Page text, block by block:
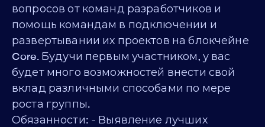
вопросов от команд разработчиков и
помощь командам в подключении и
развертывании их проектов на блокчейне
Core. Будучи первым участником, у вас
будет много возможностей внести свой
вклад различными способами по мере
роста группы.
Обязанности: - Выявление лучших